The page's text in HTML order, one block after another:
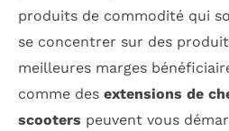
produits de commodité qui
se concentrer sur des
meilleures marges
comme des extensions de
scooters peuvent vous